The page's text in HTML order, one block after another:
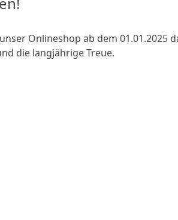
Onlineshop ab dem 01.01.2025
die langjährige Treue.